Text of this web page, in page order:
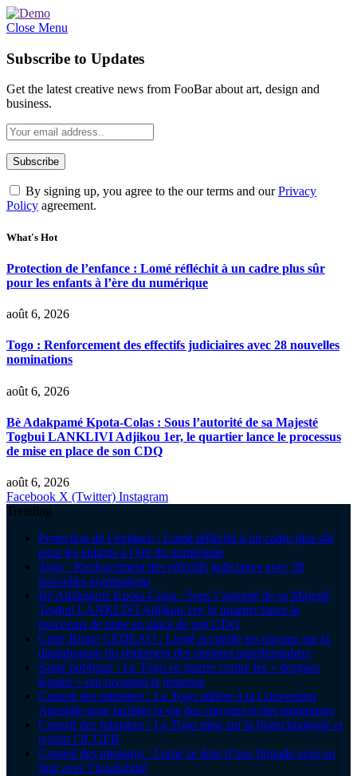
Close Menu
Subscribe to Updates
Get the latest creative news from FooBar about art, design and
business.
By signing up, you agree to the our terms and ourPrivacy
Policy agreement.
What's Hot
Protection de l’enfance : Lomé réfléchit à un cadre plus sûr
pour les enfants à l’ère du numérique
août 6, 2026
Togo : Renforcement des effectifs judiciaires avec 28 nouvelles
nominations
août 6, 2026
Bè Adakpamé Kpota-Colas : Sous l’autorité de sa Majesté
Togbui LANKLIVI Adjikou 1er, le quartier lance le processus
de mise en place de son CDQ
août 6, 2026
Facebook X (Twitter) Instagram
Trending
Protection de l’enfance : Lomé réfléchit à un cadre plus sûr
pour les enfants à l’ère du numérique
Togo : Renforcement des effectifs judiciaires avec 28
nouvelles nominations
Bè Adakpamé Kpota-Colas : Sous l’autorité de sa Majesté
Togbui LANKLIVI Adjikou 1er, le quartier lance le
processus de mise en place de son CDQ
Carte Brune CEDEAO : Lomé accueille les travaux sur la
digitalisation du règlement des sinistres transfrontaliers
Santé publique : Le Togo en guerre contre les « drogues
légales » qui ravagent la jeunesse
Conseil des ministres : Le Togo adhère à la Convention
Apostille pour faciliter la vie des citoyens et des entreprises
Conseil des ministres : Le Togo mise sur la biotechnologie et
rejoint l’ICGEB
Conseil des ministres : Lomé se dote d’une brigade pour en
finir avec l’insalubrité